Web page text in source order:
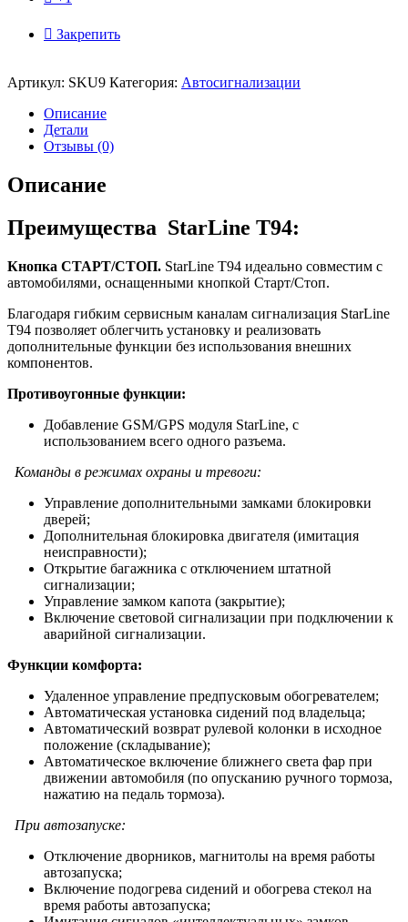
 Закрепить
Артикул: SKU9 Категория: Автосигнализации
Описание
Детали
Отзывы (0)
Описание
Преимущества StarLine T94:
Кнопка СТАРТ/СТОП. StarLine T94 идеально совместим с
автомобилями, оснащенными кнопкой Старт/Стоп.
Благодаря гибким сервисным каналам сигнализация StarLine
T94 позволяет облегчить установку и реализовать
дополнительные функции без использования внешних
компонентов.
Противоугонные функции:
Добавление GSM/GPS модуля StarLine, с
использованием всего одного разъема.
Команды в режимах охраны и тревоги:
Управление дополнительными замками блокировки
дверей;
Дополнительная блокировка двигателя (имитация
неисправности);
Открытие багажника с отключением штатной
сигнализации;
Управление замком капота (закрытие);
Включение световой сигнализации при подключении к
аварийной сигнализации.
Функции комфорта:
Удаленное управление предпусковым обогревателем;
Автоматическая установка сидений под владельца;
Автоматический возврат рулевой колонки в исходное
положение (складывание);
Автоматическое включение ближнего света фар при
движении автомобиля (по опусканию ручного тормоза,
нажатию на педаль тормоза).
При автозапуске:
Отключение дворников, магнитолы на время работы
автозапуска;
Включение подогрева сидений и обогрева стекол на
время работы автозапуска;